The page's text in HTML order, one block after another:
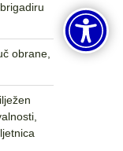
obrane,